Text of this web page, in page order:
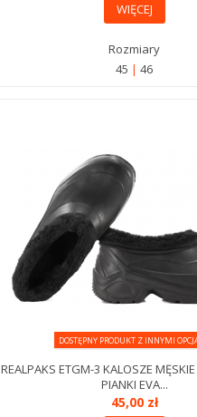
WIĘCEJ
Rozmiary
45
46
DOSTĘPNY PRODUKT Z INNYMI
REALPAKS ETGM-3 KALOSZE
PIANKI EVA...
45,00 zł